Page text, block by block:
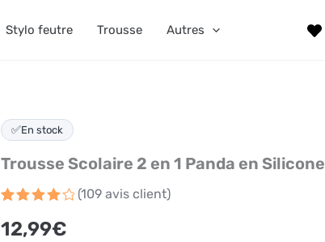
Stylo feutre Trousse Autres
✅En stock
Trousse Scolaire 2 en 1 Panda en Silicone
4.1 sur
(109 avis client)
12,99€